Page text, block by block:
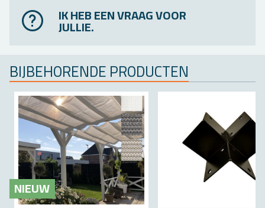
IK HEB EEN VRAAG VOOR
JULLIE.
BIJ­BE­HO­REN­DE PRO­DUC­TEN
NIEUW